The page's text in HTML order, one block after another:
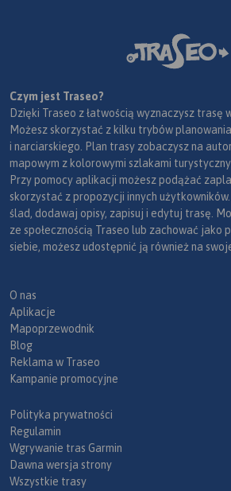
Czym jest Traseo?
Dzięki Traseo z łatwością wyznaczysz trasę
Możesz skorzystać z kilku trybów
i narciarskiego. Plan trasy zobaczysz na
mapowym z kolorowymi szlakami
Przy pomocy aplikacji możesz podążać
skorzystać z propozycji innych
ślad, dodawaj opisy, zapisuj i edytuj trasę.
ze społecznością Traseo lub zachować jako
siebie, możesz udostępnić ją również na
O nas
Aplikacje
Mapoprzewodnik
Blog
Reklama w Traseo
Kampanie promocyjne
Polityka prywatności
Regulamin
Wgrywanie tras Garmin
Dawna wersja strony
Wszystkie trasy